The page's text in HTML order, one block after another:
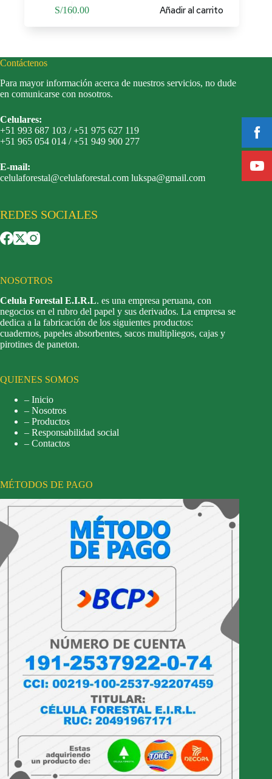
S/160.00 Añadir al carrito
Contáctenos
Para mayor información acerca de nuestros servicios, no dude
en comunicarse con nosotros.
Celulares:
+51 993 687 103 / +51 975 627 119
+51 965 054 014 / +51 949 900 277
E-mail:
celulaforestal@celulaforestal.com lukspa@gmail.com
REDES SOCIALES
NOSOTROS
Celula Forestal E.I.R.L. es una empresa peruana, con
negocios en el rubro del papel y sus derivados. La empresa se
dedica a la fabricación de los siguientes productos:
cuadernos, papeles absorbentes, sacos multipliegos, cajas y
pirotines de paneton.
QUIENES SOMOS
– Inicio
– Nosotros
– Productos
– Responsabilidad social
– Contactos
MÉTODOS DE PAGO